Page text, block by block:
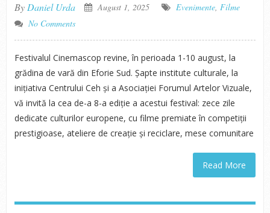
By Daniel Urda August 1, 2025 Evenimente, Filme
No Comments
Festivalul Cinemascop revine, în perioada 1-10 august, la
grădina de vară din Eforie Sud. Șapte institute culturale, la
inițiativa Centrului Ceh și a Asociației Forumul Artelor Vizuale,
vă invită la cea de-a 8-a ediție a acestui festival: zece zile
dedicate culturilor europene, cu filme premiate în competiții
prestigioase, ateliere de creație și reciclare, mese comunitare
Read More